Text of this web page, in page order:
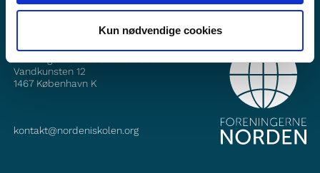
Kun nødvendige cookies
YHTEYSTIEDOT
Foreningerne Nordens Forbund
Vandkunsten 12
1467 København K
kontakt@nordeniskolen.org